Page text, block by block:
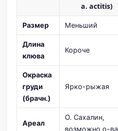
a. actitis)
Размер Меньший
Длина
клюва
Короче
Окраска
груди
(брачн.)
Ярко-рыжая
Ареал
О. Сахалин,
возможно о-ва